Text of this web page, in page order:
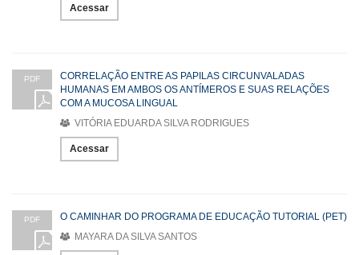
Acessar
PDF
CORRELAÇÃO ENTRE AS PAPILAS CIRCUNVALADAS
HUMANAS EM AMBOS OS ANTÍMEROS E SUAS RELAÇÕES
COM A MUCOSA LINGUAL
VITÓRIA EDUARDA SILVA RODRIGUES
Acessar
PDF
O CAMINHAR DO PROGRAMA DE EDUCAÇÃO TUTORIAL (PET)
MAYARA DA SILVA SANTOS